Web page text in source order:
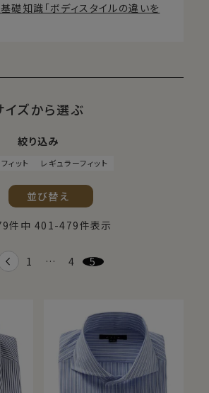
礎知識「ボディスタイルの違いを
イズから選ぶ
絞り込み
ィット レギュラーフィット
並び替え
件中 401-479件表示
1 … 4 5